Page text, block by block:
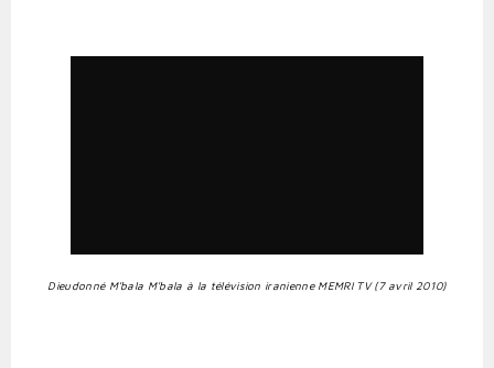
Dieudonné M'bala M'bala à la télévision iranienne MEMRI TV (7 avril 2010)